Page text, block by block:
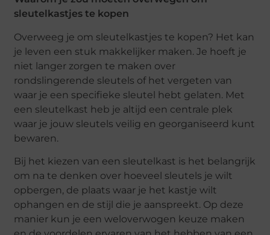
sleutelkastjes te kopen
Overweeg je om sleutelkastjes te kopen? Het kan
je leven een stuk makkelijker maken. Je hoeft je
niet langer zorgen te maken over
rondslingerende sleutels of het vergeten van
waar je een specifieke sleutel hebt gelaten. Met
een sleutelkast heb je altijd een centrale plek
waar je jouw sleutels veilig en georganiseerd kunt
bewaren.
Bij het kiezen van een sleutelkast is het belangrijk
om na te denken over hoeveel sleutels je wilt
opbergen, de plaats waar je het kastje wilt
ophangen en de stijl die je aanspreekt. Op deze
manier kun je een weloverwogen keuze maken